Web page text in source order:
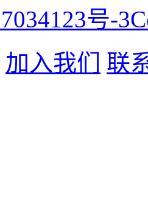
号-3
加入我们 联